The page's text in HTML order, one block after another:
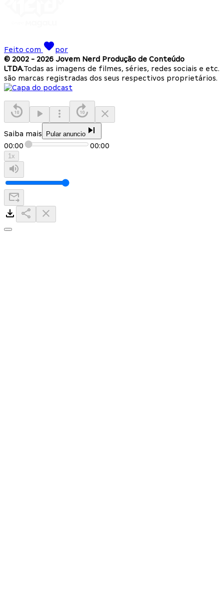
Feito com
por
© 2002 - 2026 Jovem Nerd Produção de Conteúdo
LTDA.Todas as imagens de filmes, séries, redes sociais e etc.
são marcas registradas dos seus respectivos proprietários.
Saiba mais Pular anuncio
00:00 00:00
1x